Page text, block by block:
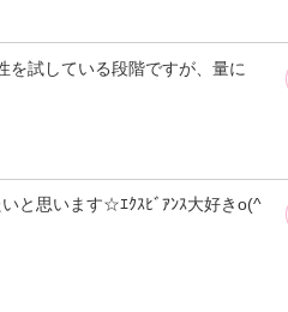
を試している段階ですが、量に
と思います☆ｴｸｽﾋﾞｱﾝｽ大好きo(^